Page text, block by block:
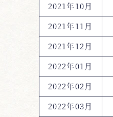
2021年10月
2021年11月
2021年12月
2022年01月
2022年02月
2022年03月